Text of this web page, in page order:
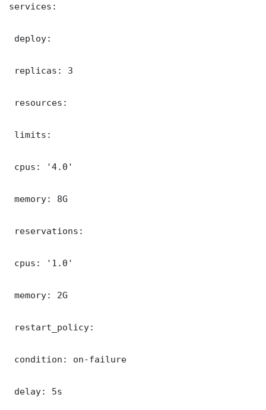
services:
deploy:
replicas: 3
resources:
limits:
cpus: '4.0'
memory: 8G
reservations:
cpus: '1.0'
memory: 2G
restart_policy:
condition: on-failure
delay: 5s